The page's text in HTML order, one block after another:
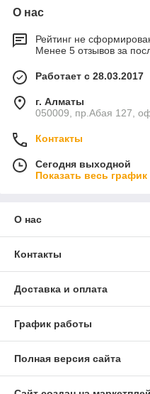
О нас
Рейтинг не
Менее 5 отзывов за
Работает с 28.03.2017
г. Алматы
050009, пр.Абая 127,
Контакты
Сегодня выходной
Показать весь
О нас
Контакты
Доставка и оплата
График работы
Полная версия сайта